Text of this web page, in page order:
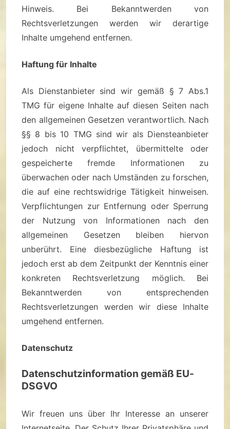
Hinweis. Bei Bekanntwerden von
Rechtsverletzungen werden wir derartige
Inhalte umgehend entfernen.
Haftung für Inhalte
Als Dienstanbieter sind wir gemäß § 7 Abs.1
TMG für eigene Inhalte auf diesen Seiten nach
den allgemeinen Gesetzen verantwortlich. Nach
§§ 8 bis 10 TMG sind wir als Diensteanbieter
jedoch nicht verpflichtet, übermittelte oder
gespeicherte fremde Informationen zu
überwachen oder nach Umständen zu forschen,
die auf eine rechtswidrige Tätigkeit hinweisen.
Verpflichtungen zur Entfernung oder Sperrung
der Nutzung von Informationen nach den
allgemeinen Gesetzen bleiben hiervon
unberührt. Eine diesbezügliche Haftung ist
jedoch erst ab dem Zeitpunkt der Kenntnis einer
konkreten Rechtsverletzung möglich. Bei
Bekanntwerden von entsprechenden
Rechtsverletzungen werden wir diese Inhalte
umgehend entfernen.
Datenschutz
Datenschutzinformation gemäß EU-
DSGVO
Wir freuen uns über Ihr Interesse an unserer